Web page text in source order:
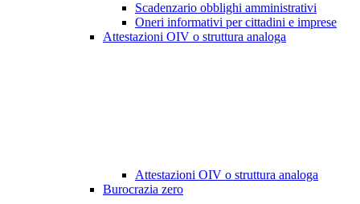
Scadenzario obblighi amministrativi
Oneri informativi per cittadini e imprese
Attestazioni OIV o struttura analoga
Attestazioni OIV o struttura analoga
Burocrazia zero